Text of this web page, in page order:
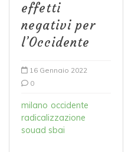
effetti
negativi per
l’Occidente
16 Gennaio 2022
0
milano occidente
radicalizzazione
souad sbai